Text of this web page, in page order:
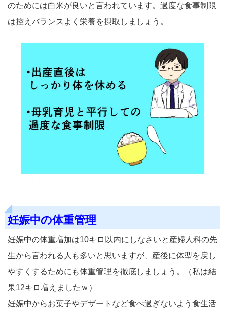
のためには白米が良いと言われています。過度な食事制限
は控えバランスよく栄養を摂取しましょう。
妊娠中の体重管理
妊娠中の体重増加は10キロ以内にしなさいと産婦人科の先
生から言われる人も多いと思いますが、産後に体型を戻し
やすくするためにも体重管理を徹底しましょう。（私は結
果12キロ増えましたｗ）
妊娠中からお菓子やデザートなど食べ過ぎないよう食生活